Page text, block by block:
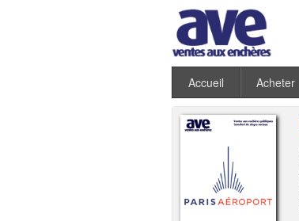
Accueil Acheter